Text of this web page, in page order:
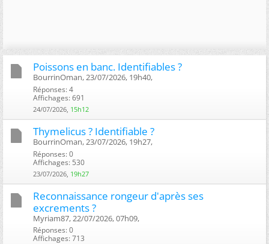
Poissons en banc. Identifiables ?
BourrinOman, 23/07/2026, 19h40, ‎
Réponses: 4
Affichages: 691
24/07/2026, 15h12
Thymelicus ? Identifiable ?
BourrinOman, 23/07/2026, 19h27, ‎
Réponses: 0
Affichages: 530
23/07/2026, 19h27
Reconnaissance rongeur d'après ses
excrements ?
Myriam87, 22/07/2026, 07h09, ‎
Réponses: 0
Affichages: 713